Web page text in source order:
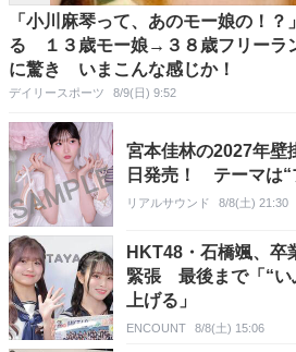
「小川麻琴って、あのモー娘の！
る １３歳モー娘→３８歳フリーラ
に驚き いまこんな感じか！
デイリースポーツ 8/9(日) 9:52
宮本佳林の2027年壁
日発売！ テーマは“
リアルサウンド 8/8(土) 21:30
HKT48・石橋颯、卒
緊張 最後まで「“い
上げる」
ENCOUNT 8/8(土) 15:06